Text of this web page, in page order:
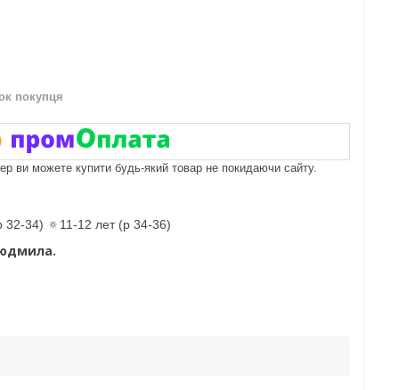
покупця
ви можете купити будь-який товар не покидаючи сайту.
32-34) 🔅11-12 лет (р 34-36)